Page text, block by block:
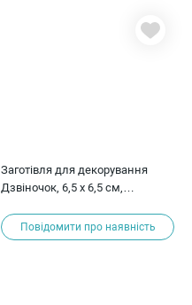
Заготівля для декорування
Дзвіночок, 6,5 х 6,5 см,
Повідомити про наявність